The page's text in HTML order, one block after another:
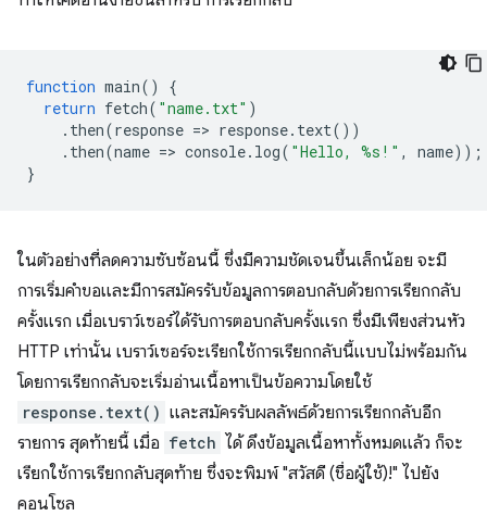
function main()
{
return fetch( "name.txt" )
. then(response => response. text())
. then(name => console. log( "Hello, %s!" , name));
}
ในตัวอย่างที่ลดความซับซ้อนนี้ ซึ่งมีความชัดเจนขึ้นเล็กน้อย จะมี
การเริ่มคำขอและมีการสมัครรับข้อมูลการตอบกลับด้วยการเรียกกลับ
ครั้งแรก เมื่อเบราว์เซอร์ได้รับการตอบกลับครั้งแรก ซึ่งมีเพียงส่วนหัว
HTTP เท่านั้น เบราว์เซอร์จะเรียกใช้การเรียกกลับนี้แบบไม่พร้อมกัน
โดยการเรียกกลับจะเริ่มอ่านเนื้อหาเป็นข้อความโดยใช้
response.text() และสมัครรับผลลัพธ์ด้วยการเรียกกลับอีก
รายการ สุดท้ายนี้ เมื่อ fetch ได้ ดึงข้อมูลเนื้อหาทั้งหมดแล้ว ก็จะ
เรียกใช้การเรียกกลับสุดท้าย ซึ่งจะพิมพ์ "สวัสดี (ชื่อผู้ใช้)!" ไปยัง
คอนโซล